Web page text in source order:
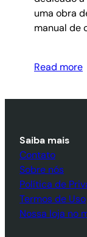
uma obra
manual de
Read more
Saiba mais
Contato
Sobre nós
Política de
Termos de Uso
Nossa loja no